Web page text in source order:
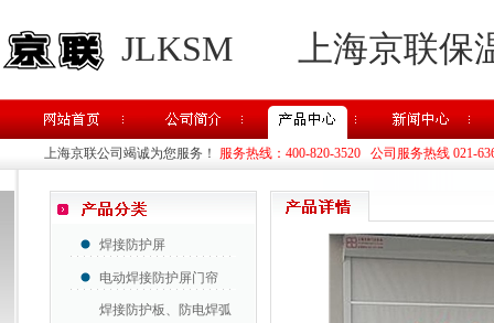
JLKSM 上海京联
上海京联公司竭诚为您服务！ 服务热线：400-820-3520 公司服务热线 021-
焊接防护屏
电动焊接防护屏门帘
焊接防护板、防电焊弧